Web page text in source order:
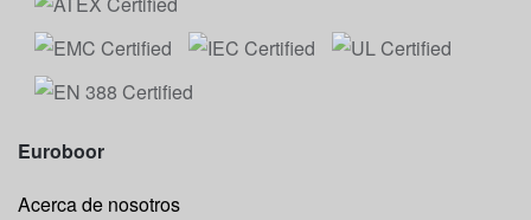
Euroboor
Acerca de nosotros